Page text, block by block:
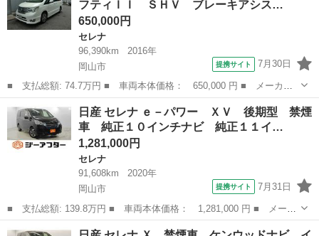
メラ 衝突...
フティＩＩ ＳＨＶ ブレーキアシス…
650,000円
セレナ
96,390km
2016年
岡山市
提携サイト 7月30日
■ 支払総額: 74.7万円 ■ 車両本体価格： 650,000 円 ■ メーカー
名： 日産 ■ 車種名： セレナ ■ グレード名： ハイウェイスタ
ー Ｖセレ＋セーフティＩＩ ＳＨＶ ブレーキアシスト レーンア
シスト ８イ...
岡山 岡山市 セレナ
日産 セレナ ｅ－パワー ＸＶ 後期型 禁煙
車 純正１０インチナビ 純正１１イ…
1,281,000円
セレナ
91,608km
2020年
岡山市
提携サイト 7月31日
■ 支払総額: 139.8万円 ■ 車両本体価格： 1,281,000 円 ■ メーカ
ー名： 日産 ■ 車種名： セレナ ■ グレード名： ｅ－パワー
岡山 岡山市 セレナ